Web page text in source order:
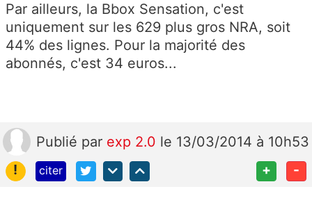
Par ailleurs, la Bbox Sensation, c'est
uniquement sur les 629 plus gros NRA, soit
44% des lignes. Pour la majorité des
abonnés, c'est 34 euros...
Publié par exp 2.0 le 13/03/2014 à 10h53
!
citer + -